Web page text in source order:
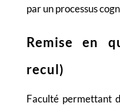
par un processus
Remise en
recul)
Faculté permettant